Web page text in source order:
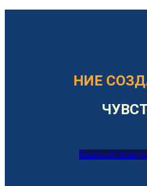
НИЕ
Facebook